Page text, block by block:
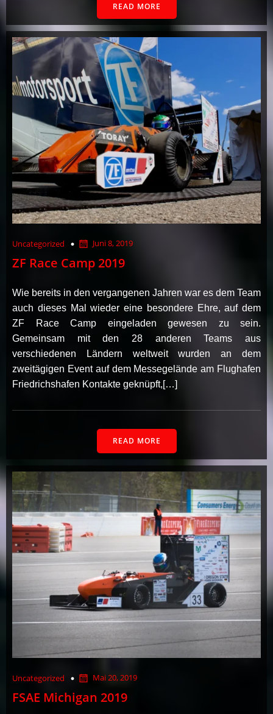
READ MORE
Uncategorized Juni 8, 2019
ZF Race Camp 2019
Wie bereits in den vergangenen Jahren war es dem Team
auch dieses Mal wieder eine besondere Ehre, auf dem
ZF Race Camp eingeladen gewesen zu sein.
Gemeinsam mit den 28 anderen Teams aus
verschiedenen Ländern weltweit wurden an dem
zweitägigen Event auf dem Messegelände am Flughafen
Friedrichshafen Kontakte geknüpft,[…]
READ MORE
Uncategorized Mai 20, 2019
FSAE Michigan 2019